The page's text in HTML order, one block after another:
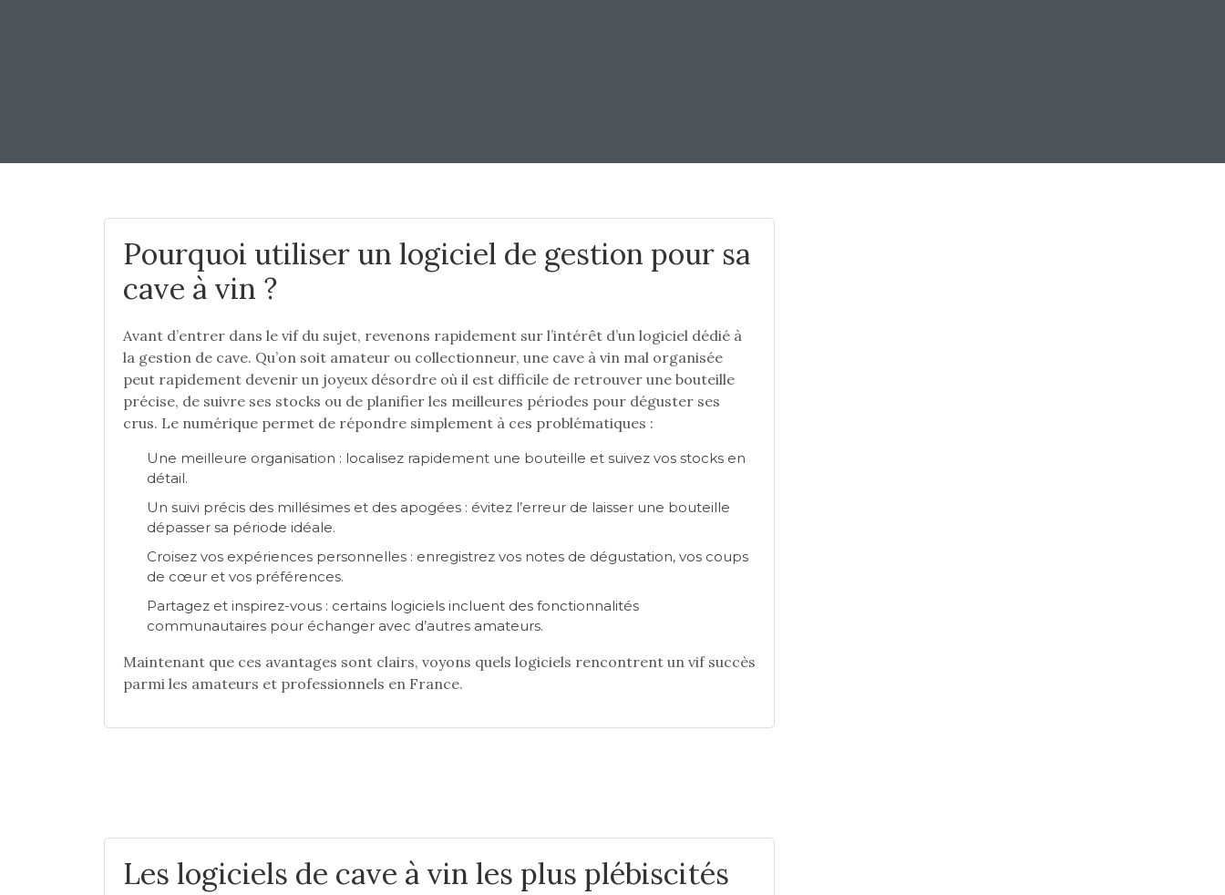
Pourquoi utiliser un logiciel de gestion pour sa
cave à vin ?
Avant d’entrer dans le vif du sujet, revenons rapidement sur l’intérêt d’un logiciel dédié à
la gestion de cave. Qu’on soit amateur ou collectionneur, une cave à vin mal organisée
peut rapidement devenir un joyeux désordre où il est difficile de retrouver une bouteille
précise, de suivre ses stocks ou de planifier les meilleures périodes pour déguster ses
crus. Le numérique permet de répondre simplement à ces problématiques :
Une meilleure organisation : localisez rapidement une bouteille et suivez vos stocks en
détail.
Un suivi précis des millésimes et des apogées : évitez l’erreur de laisser une bouteille
dépasser sa période idéale.
Croisez vos expériences personnelles : enregistrez vos notes de dégustation, vos coups
de cœur et vos préférences.
Partagez et inspirez-vous : certains logiciels incluent des fonctionnalités
communautaires pour échanger avec d’autres amateurs.
Maintenant que ces avantages sont clairs, voyons quels logiciels rencontrent un vif succès
parmi les amateurs et professionnels en France.
Les logiciels de cave à vin les plus plébiscités